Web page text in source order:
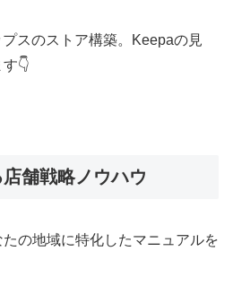
スのストア構築。Keepaの見
👇
舗戦略ノウハウ
の地域に特化したマニュアルを